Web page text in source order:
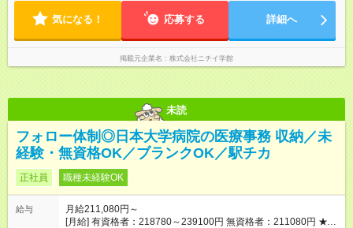
日での週5日のシフト制
気になる！ 応募する 詳細へ
掲載元企業名 株式会社ニチイ学館
未読
フォロー体制◎日本大学病院の医療事務 収納／未
経験・無資格OK／ブランクOK／駅チカ
正社員 職種未経験OK
給与
月給211,080円～
[月給] 有資格者：218780～239100円 無資格者：211080円 ★賞